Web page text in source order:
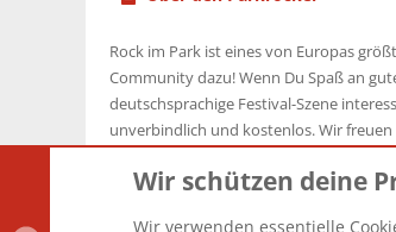
Rock im Park ist eines von Europas
Community dazu! Wenn Du Spaß an
deutschsprachige Festival-Szene
unverbindlich und kostenlos. Wir freuen
Wir schützen deine
Wir verwenden essentielle